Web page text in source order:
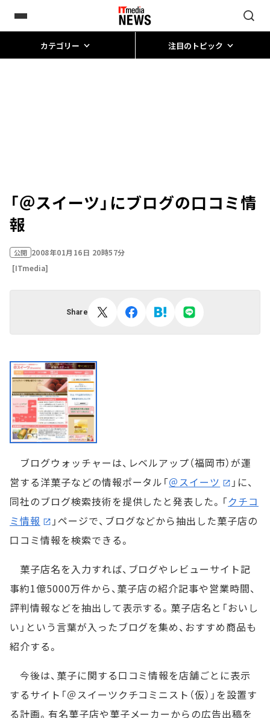
カテゴリー 注目のトピック
「＠スイーツ」にブログの口コミ情
報
公開 2008年01月16日 20時57分
[ITmedia]
Share
ブログウォッチャーは、レベルアップ（福岡市）が運
営する洋菓子などの情報ポータル「＠スイーツ
」に、
同社のブログ検索技術を提供したと発表した。「クチコ
ミ情報
」ページで、ブログなどから抽出した菓子店の
口コミ情報を検索できる。
菓子店名を入力すれば、ブログやレビューサイト記
事約1億5000万件から、菓子店の紹介記事や営業時間、
評判情報などを抽出して表示する。菓子店名と「おいし
い」という言葉が入ったブログを集め、おすすめ商品も
紹介する。
今後は、菓子に関する口コミ情報を店舗ごとに表示
するサイト「＠スイーツクチコミニスト（仮）」を設置す
る計画。有名菓子店や菓子メーカーからの広告出稿を